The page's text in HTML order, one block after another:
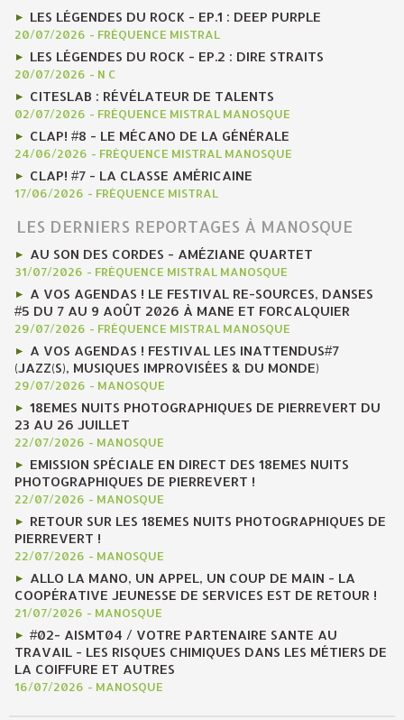
LES LÉGENDES DU ROCK - EP.1 : DEEP PURPLE
20/07/2026 - FRÉQUENCE MISTRAL
LES LÉGENDES DU ROCK - EP.2 : DIRE STRAITS
20/07/2026 - N C
CITESLAB : RÉVÉLATEUR DE TALENTS
02/07/2026 - FRÉQUENCE MISTRAL MANOSQUE
CLAP! #8 - LE MÉCANO DE LA GÉNÉRALE
24/06/2026 - FRÉQUENCE MISTRAL MANOSQUE
CLAP! #7 - LA CLASSE AMÉRICAINE
17/06/2026 - FRÉQUENCE MISTRAL
LES DERNIERS REPORTAGES À MANOSQUE
AU SON DES CORDES - AMÉZIANE QUARTET
31/07/2026 - FRÉQUENCE MISTRAL MANOSQUE
A VOS AGENDAS ! LE FESTIVAL RE-SOURCES, DANSES
#5 DU 7 AU 9 AOÛT 2026 À MANE ET FORCALQUIER
29/07/2026 - FRÉQUENCE MISTRAL MANOSQUE
A VOS AGENDAS ! FESTIVAL LES INATTENDUS#7
(JAZZ(S), MUSIQUES IMPROVISÉES & DU MONDE)
29/07/2026 - MANOSQUE
18EMES NUITS PHOTOGRAPHIQUES DE PIERREVERT DU
23 AU 26 JUILLET
22/07/2026 - MANOSQUE
EMISSION SPÉCIALE EN DIRECT DES 18EMES NUITS
PHOTOGRAPHIQUES DE PIERREVERT !
22/07/2026 - MANOSQUE
RETOUR SUR LES 18EMES NUITS PHOTOGRAPHIQUES DE
PIERREVERT !
22/07/2026 - MANOSQUE
ALLO LA MANO, UN APPEL, UN COUP DE MAIN - LA
COOPÉRATIVE JEUNESSE DE SERVICES EST DE RETOUR !
21/07/2026 - MANOSQUE
#02- AISMT04 / VOTRE PARTENAIRE SANTE AU
TRAVAIL - LES RISQUES CHIMIQUES DANS LES MÉTIERS DE
LA COIFFURE ET AUTRES
16/07/2026 - MANOSQUE